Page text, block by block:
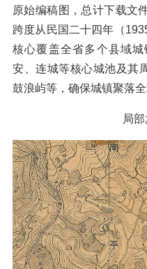
原始编稿图，总计下载文
跨度从民国二十四年（
核心覆盖全省多个县域
安、连城等核心城池及其
鼓浪屿等，确保城镇聚落全
局